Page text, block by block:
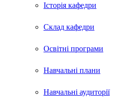
Історія кафедри
Склад кафедри
Освітні програми
Навчальні плани
Навчальні аудиторії